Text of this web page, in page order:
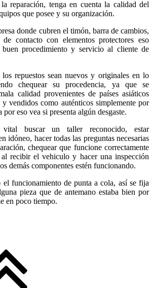
reparación, tenga en cuenta la calidad del
que posee y su organización.
donde cubren el timón, barra de cambios,
contacto con elementos protectores eso
procedimiento y servicio al cliente de
repuestos sean nuevos y originales en lo
chequear su procedencia, ya que se
calidad provenientes de países asiáticos
y vendidos como auténticos simplemente por
eso vea si presenta algún desgaste.
buscar un taller reconocido, estar
idóneo, hacer todas las preguntas necesarias
chequear que funcione correctamente
recibir el vehiculo y hacer una inspección
demás componentes estén funcionando.
funcionamiento de punta a cola, así se fija
pieza que de antemano estaba bien por
en poco tiempo.